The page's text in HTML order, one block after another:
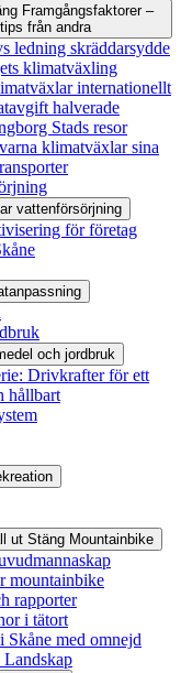
Framgångsfaktorer –
tips från andra
ledning skräddarsydde
klimatväxling
internationellt
halverade
Stads resor
klimatväxlar sina
vattenförsörjning
för företag
och jordbruk
Drivkrafter för ett
hållbart
ut Stäng Mountainbike
mountainbike
rapporter
i tätort
med omnejd
Landskap